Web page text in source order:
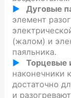
Дуговые
элемент
(жалом) и
паяльника.
Торцевые
наконечники
достаточно
и